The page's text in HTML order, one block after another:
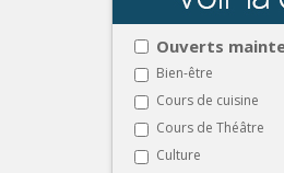
Ouverts
Bien-être
Cours de cuisine
Cours de Théâtre
Culture